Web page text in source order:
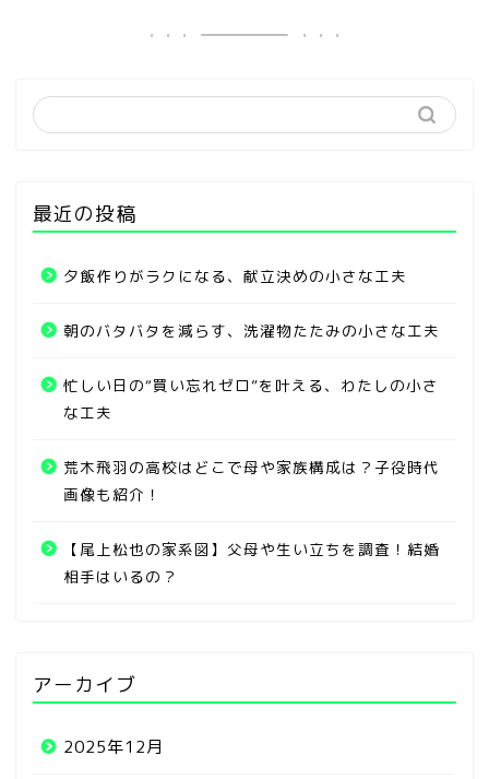
最近の投稿
夕飯作りがラクになる、献立決めの小さな工夫
朝のバタバタを減らす、洗濯物たたみの小さな工夫
忙しい日の“買い忘れゼロ”を叶える、わたしの小さ
な工夫
荒木飛羽の高校はどこで母や家族構成は？子役時代
画像も紹介！
【尾上松也の家系図】父母や生い立ちを調査！結婚
相手はいるの？
アーカイブ
2025年12月